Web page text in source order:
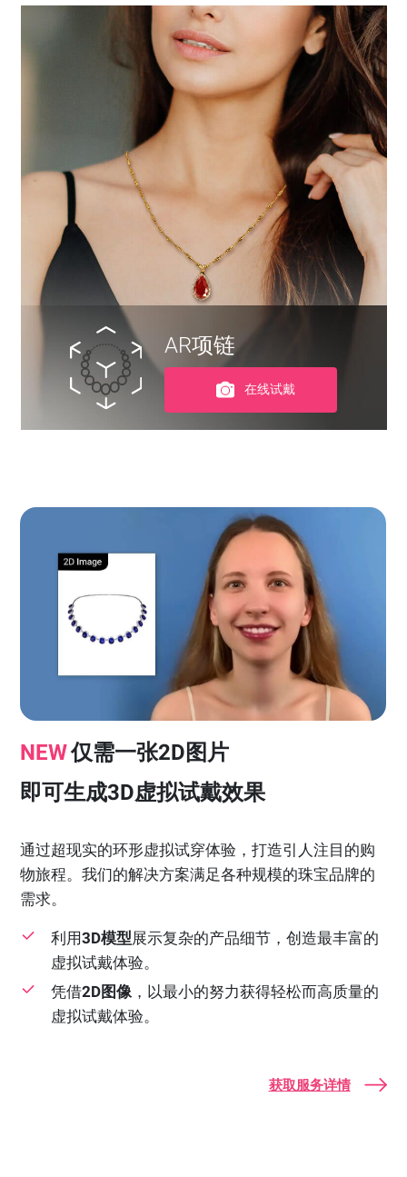
AR项链
在线试戴
NEW仅需一张2D图片
即可生成3D虚拟试戴效果
通过超现实的环形虚拟试穿体验，打造引人注目的购
物旅程。我们的解决方案满足各种规模的珠宝品牌的
需求。
利用3D模型展示复杂的产品细节，创造最丰富的
虚拟试戴体验。
凭借2D图像 ，以最小的努力获得轻松而高质量的
虚拟试戴体验。
获取服务详情